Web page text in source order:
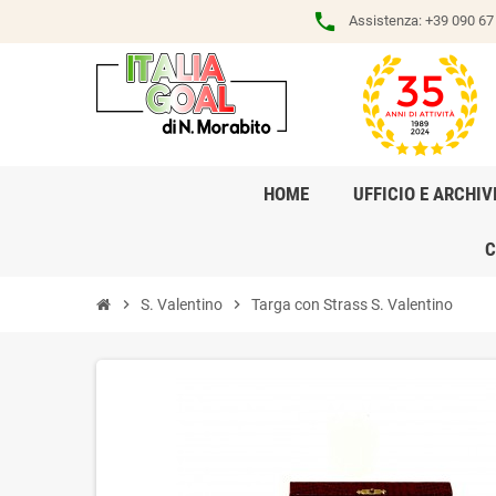
phone Assistenza: +39 090
HOME UFFICIO E
chevron_right S. Valentino chevron_right Targa con Strass S. Valentino